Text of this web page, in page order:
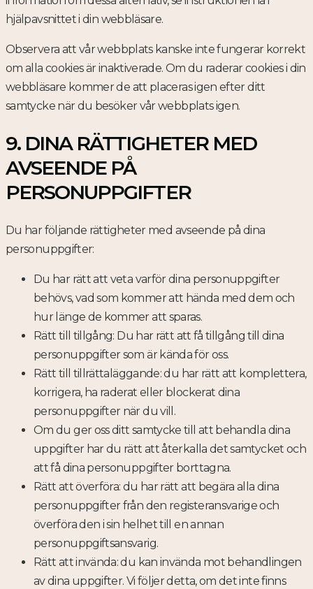
hjälpavsnittet i din webbläsare.
Observera att vår webbplats kanske inte fungerar korrekt
om alla cookies är inaktiverade. Om du raderar cookies i din
webbläsare kommer de att placeras igen efter ditt
samtycke när du besöker vår webbplats igen.
9. DINA RÄTTIGHETER MED
AVSEENDE PÅ
PERSONUPPGIFTER
Du har följande rättigheter med avseende på dina
personuppgifter:
Du har rätt att veta varför dina personuppgifter
behövs, vad som kommer att hända med dem och
hur länge de kommer att sparas.
Rätt till tillgång: Du har rätt att få tillgång till dina
personuppgifter som är kända för oss.
Rätt till tillrättaläggande: du har rätt att komplettera,
korrigera, ha raderat eller blockerat dina
personuppgifter när du vill.
Om du ger oss ditt samtycke till att behandla dina
uppgifter har du rätt att återkalla det samtycket och
att få dina personuppgifter borttagna.
Rätt att överföra: du har rätt att begära alla dina
personuppgifter från den registeransvarige och
överföra den i sin helhet till en annan
personuppgiftsansvarig.
Rätt att invända: du kan invända mot behandlingen
av dina uppgifter. Vi följer detta, om det inte finns